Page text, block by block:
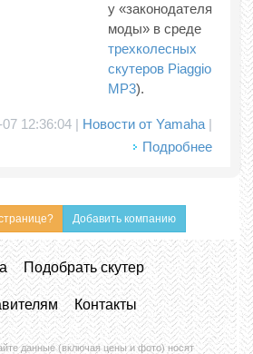
у «законодателя
моды» в среде
трехколесных
скутеров Piaggio
MP3).
12:36:04 | Новости от Yamaha |
Подробнее
Добавить компанию
Подобрать скутер
Контакты
данные (включая цены и фото) носят